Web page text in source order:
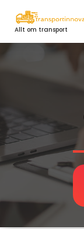
content
Allt om transport